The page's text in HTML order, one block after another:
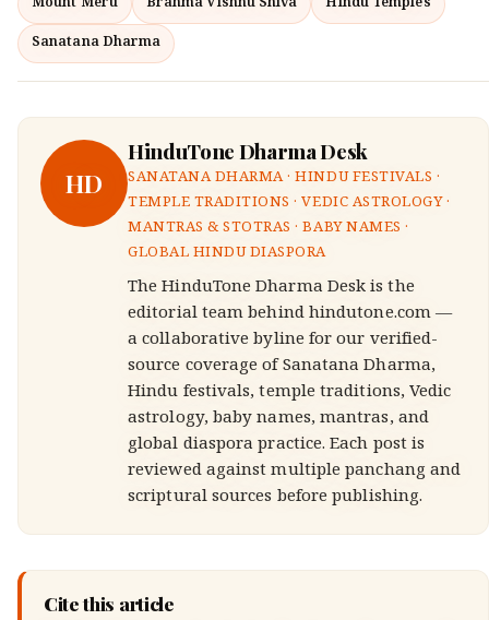
Mount Meru
Brahma Vishnu Shiva
Hindu Temples
Sanatana Dharma
HD
HinduTone Dharma Desk
SANATANA DHARMA · HINDU FESTIVALS ·
TEMPLE TRADITIONS · VEDIC ASTROLOGY ·
MANTRAS & STOTRAS · BABY NAMES ·
GLOBAL HINDU DIASPORA
The HinduTone Dharma Desk is the
editorial team behind hindutone.com —
a collaborative byline for our verified-
source coverage of Sanatana Dharma,
Hindu festivals, temple traditions, Vedic
astrology, baby names, mantras, and
global diaspora practice. Each post is
reviewed against multiple panchang and
scriptural sources before publishing.
Cite this article